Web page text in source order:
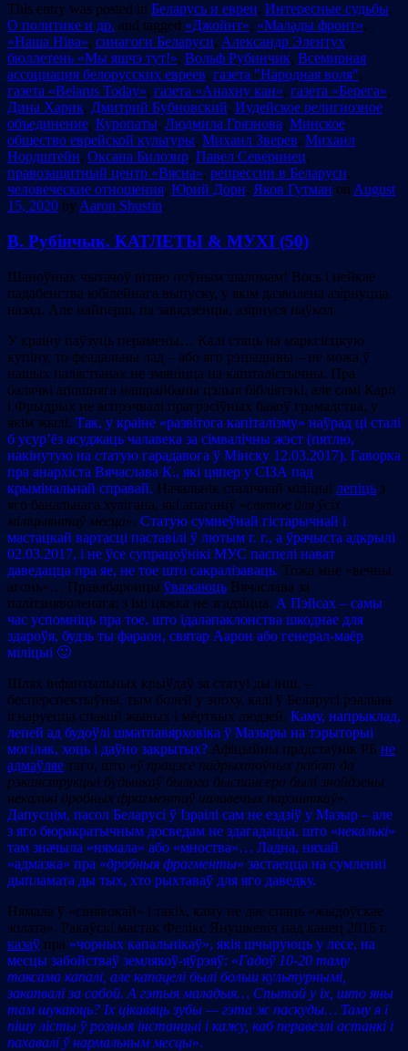
This entry was posted in Беларусь и евреи, Интересные судьбы,
О политике и др. and tagged «Джойнт», «Малады фронт»,
«Наша Ніва», cинагоги Беларуси, Александр Элентух,
бюллетень «Мы яшчэ тут!», Вольф Рубинчик, Всемирная
ассоциация белорусских евреев, газета "Народная воля",
газета «Belarus Today», газета «Анахну кан», газета «Берега»,
Дина Харик, Дмитрий Бубновский, Иудейское религиозное
объединение, Куропаты, Людмила Грязнова, Минское
общество еврейской культуры, Михаил Зверев, Михаил
Нордштейн, Оксана Билозир, Павел Северинец,
правозащитный центр «Вясна», репрессии в Беларуси,
человеческие отношения, Юрий Дорн, Яков Гутман on August
15, 2020 by Aaron Shustin.
В. Рубінчык. КАТЛЕТЫ & МУХІ (50)
Шаноўных чытачоў вітаю поўным шаломам! Вось і нейкае
падабенства юбілейнага выпуску, у якім дазволена азірнуцца
назад. Але найперш, па завядзёнцы, азірнуся наўкол.
У краінy паўзуць перамены… Калі стаць на марксісцкую
купіну, то феадальны лад – або яго рэцыдывы – не можа ў
нашых палястынах не змяніцца на капіталістычны. Пра
балячкі апошняга нашрайбаны цэлыя бібліятэкі, але самі Карл
i Фрыдрых не аспрэчвалі прагрэсіўных бакоў грамадства, у
якім жылі. Так, у краіне «развітога капіталізму» наўрад ці сталі
б усур’ёз асуджаць чалавека за сімвалічны жэст (пятлю,
накінутую на статую гарадавога ў Мінску 12.03.2017). Гаворка
пра анархіста Вячаслава К., які цяпер у СІЗА пад
крымінальнай справай. Начальнік сталічнай міліцыі лепіць з
яго банальнага хулігана, які апаганіў «святое для ўсіх
міліцыянтаў месца». Статую сумнеўнай гістарычнай і
мастацкай вартасці паставілі ў лютым г. г., а ўрачыста адкрылі
02.03.2017, і не ўсе супрацоўнікі МУС паспелі нават
даведацца пра яе, не тое што сакралізаваць. Тожа мне «вечны
агонь»… Правабаронцы ўважаюць Вячаслава за
палітзняволенага; з імі цяжка не згадзіцца. А Пэйсах – cамы
час успомніць пра тое, што ідалапаклонства шкоднае для
здароўя, будзь ты фараон, святар Аарон або генерал-маёр
міліцыі 🙂
Шлях інфантыльных крыўдаў за статуі ды інш. –
бесперспектыўны, тым болей у эпоху, калі ў Беларусі рэальна
ігнаруецца спакой жывых і мёртвых людзей. Каму, напрыклад,
лепей ад будоўлі шматпавярховіка ў Мазыры на тэрыторыі
могілак, хоць і даўно закрытых? Афіцыйны прадстаўнік РБ не
адмаўляе таго, што «ў працэсе падрыхтоўчых работ да
рэканструкцыі будынкаў былога дыспансера былі знойдзены
некалькі дробных фрагментаў чалавечых парэшткаў».
Дапусцім, пасол Беларусі ў Ізраілі сам не ездзіў у Мазыр – але
з яго бюракратычным досведам не здагадацца, што «некалькі»
там значыла «нямала» або «мноства»… Ладна, няхай
«адмазка» пра «дробныя фрагменты» застаецца на сумленні
дыпламата ды тых, хто рыхтаваў для яго даведку.
Нямала ў «сінявокай» і такіх, каму не дае спаць «жыдоўскае
золата». Ракаўскі мастак Фелікс Янушкевіч пад канец 2016 г.
казаў пра «чорных капальнікаў», якія шчыруюць у лесе, на
месцы забойстваў землякоў-яўрэяў: «Гадоў 10-20 таму
таксама капалі, але капацелі былі больш культурнымі,
закапвалі за сабой. А гэтыя маладыя… Спытай у іх, што яны
там шукаюць? Іх цікавяць зубы — гэта ж паскуды… Таму я і
пішу лісты ў розныя інстанцыі і кажу, каб перавезлі астанкі і
пахавалі ў нармальным месцы».